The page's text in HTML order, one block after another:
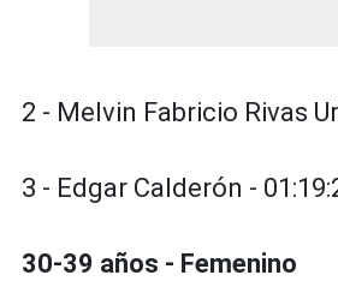
2 - Melvin Fabricio Rivas
3 - Edgar Calderón -
30-39 años - Femenino